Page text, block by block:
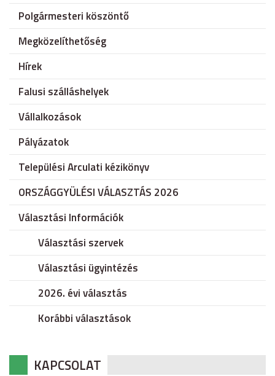
Polgármesteri köszöntő
Megközelíthetőség
Hírek
Falusi szálláshelyek
Vállalkozások
Pályázatok
Települési Arculati kézikönyv
ORSZÁGGYÜLÉSI VÁLASZTÁS 2026
Választási Információk
Választási szervek
Választási ügyintézés
2026. évi választás
Korábbi választások
KAPCSOLAT